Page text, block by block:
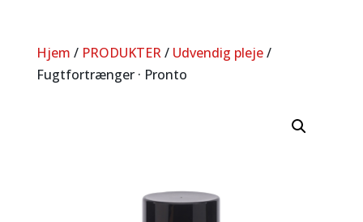
Hjem / PRODUKTER/ Udvendig pleje/
Fugtfortrænger · Pronto